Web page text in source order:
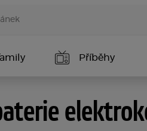
Příběhy